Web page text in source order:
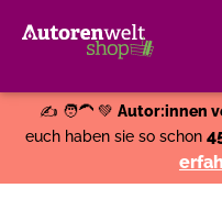
✍️ 🧑‍🦱 💚 Autor:innen
euch haben sie so schon